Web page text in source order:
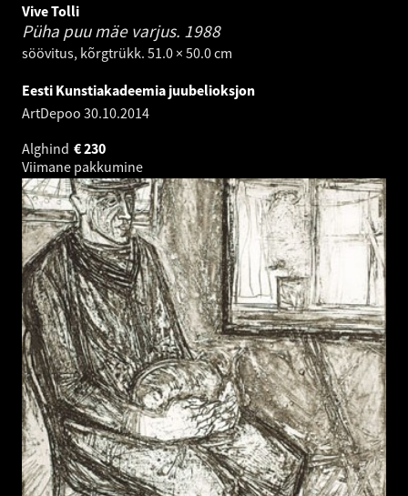
Vive Tolli
Püha puu mäe varjus. 1988
söövitus, kõrgtrükk. 51.0 × 50.0 cm
Eesti Kunstiakadeemia juubelioksjon
ArtDepoo 30.10.2014
Alghind
230
€
Viimane pakkumine